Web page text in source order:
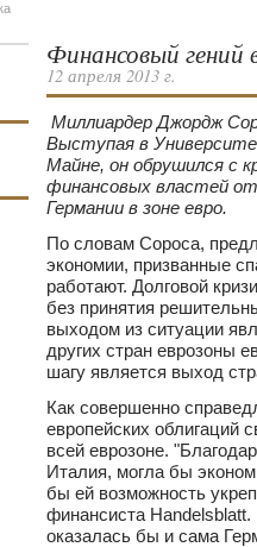
Финансовый гений
12 апреля 2013 г.
Миллиардер Джордж
Выступая в
Майне, он обрушился с
финансовых властей
Германии в зоне евро.
По словам Сороса,
экономии, призванные
работают. Долговой
без принятия
выходом из ситуации
других стран еврозоны
шагу является выход
Как совершенно
европейских облигаций
всей еврозоне.
Италия, могла бы
бы ей возможность
финансиста
оказалась бы и сама